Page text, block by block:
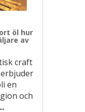
öl hur
av
craft
en
och